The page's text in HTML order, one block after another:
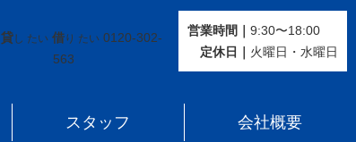
貸し たい 借り たい 0120-302-
563
営業時間｜ 9:30〜18:00
定休⽇｜ 火曜⽇・水曜⽇
スタッフ 会社概要